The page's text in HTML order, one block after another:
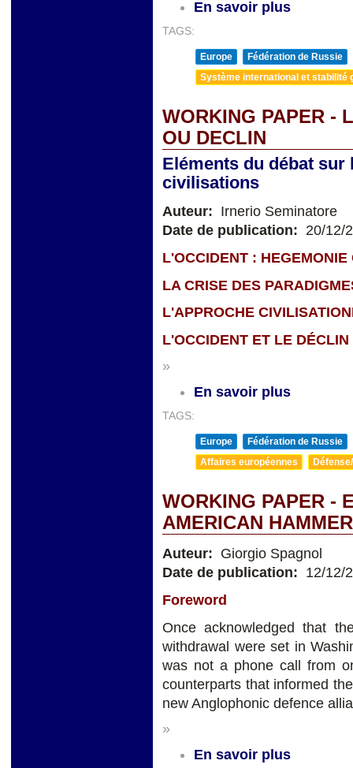
En savoir plus
TAGS:
Europe
Fédération de Russie
Système international et stabilité
WORKING PAPER -
OU DECLIN
Eléments du débat sur
civilisations
Auteur: Irnerio Seminatore
Date de publication: 20/12/
L'OCCIDENT : HEGEMONIE
LA CRISE DES
L'APPROCHE
L'OCCIDENT ET LE
»
En savoir plus
TAGS:
Europe
Fédération de Russie
Affaires européennes
WORKING PAPER -
AMERICAN
Auteur: Giorgio Spagnol
Date de publication: 12/12/
Foreword
Once acknowledged that
withdrawal were set in
was not a phone call from
counterparts that informed
new Anglophonic defence
»
En savoir plus